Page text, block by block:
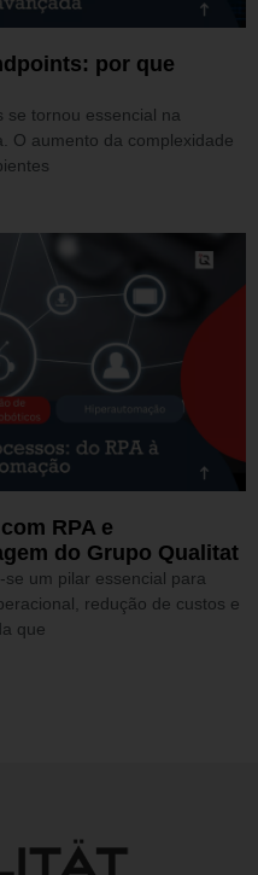
por que
se tornou essencial na
O aumento da complexidade
RPA e
do Grupo Qualitat
um pilar essencial para
redução de custos e
que